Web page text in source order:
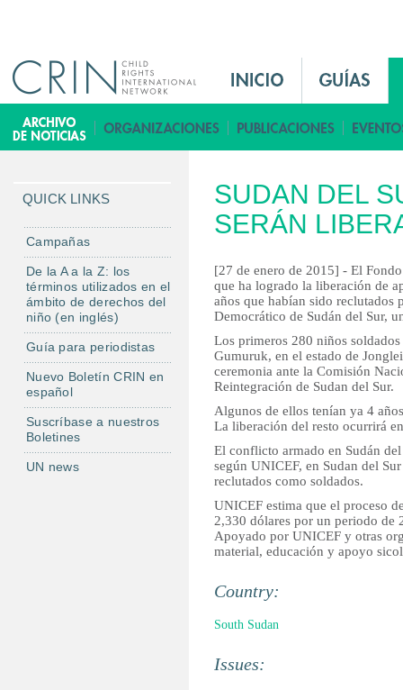
i
n
e
n
E
s
B
i
SUDAN DEL
SERÁN
[27 de enero de 2015] - El
que ha logrado la liberación de
años que habían sido reclutados
Democrático de Sudán del Sur,
Los primeros 280 niños
Gumuruk, en el estado de
ceremonia ante la Comisión
Reintegración de Sudan del Sur.
Algunos de ellos tenían ya 4
La liberación del resto ocurrirá
El conflicto armado en Sudán
según UNICEF, en Sudan del
reclutados como soldados.
UNICEF estima que el proceso
2,330 dólares por un periodo de
Apoyado por UNICEF y otras
material, educación y apoyo
Country:
South Sudan
Issues:
QUICK LINKS
Campañas
De la A a la Z: los
términos utilizados en el
ámbito de derechos del
niño (en inglés)
Guía para periodistas
Nuevo Boletín CRIN en
español
Suscríbase a nuestros
Boletines
UN news